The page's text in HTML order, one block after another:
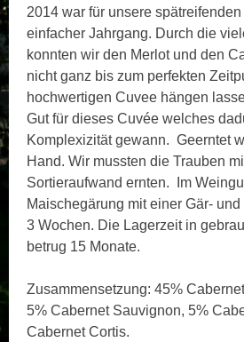
2014 war für unsere
einfacher Jahrgang. Durch die
konnten wir den Merlot und den
nicht ganz bis zum perfekten
hochwertigen Cuvee hängen
Gut für dieses Cuvée welches
Komplexizität gewann. Geerntet
Hand. Wir mussten die Trauben
Sortieraufwand ernten. Im
Maischegärung mit einer Gär-
3 Wochen. Die Lagerzeit in
betrug 15 Monate.
Zusammensetzung: 45%
5% Cabernet Sauvignon, 5%
Cabernet Cortis.